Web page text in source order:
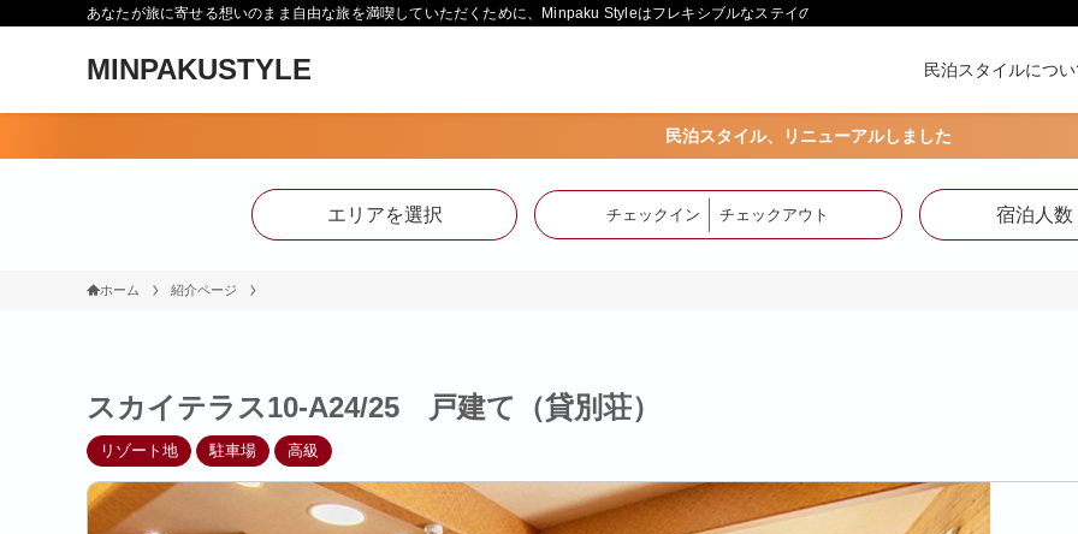
あなたが旅に寄せる想いのまま自由な旅を満喫していただくために、Minpaku Styleはフレキシブルなステイの形をご提供します。
MINPAKUSTYLE 民泊スタイルにつ
民泊スタイル、リニューアルしました
エリアを選択 チェックイン チェックアウト 宿泊人数
ホーム 紹介ページ
スカイテラス10-A24/25 戸建て（貸別荘）
リゾート地 駐車場 高級